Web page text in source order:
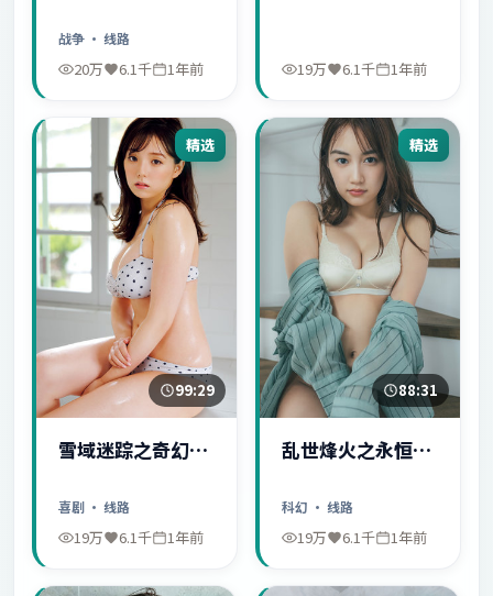
战争 · 线路
20万 6.1千 1年前 19万 6.1千 1年前
精选
99:29
雪域迷踪之奇幻冒
喜剧 · 线路
19万 6.1千 1年前
精选
88:31
乱世烽火之永恒爱
科幻 · 线路
19万 6.1千 1年前